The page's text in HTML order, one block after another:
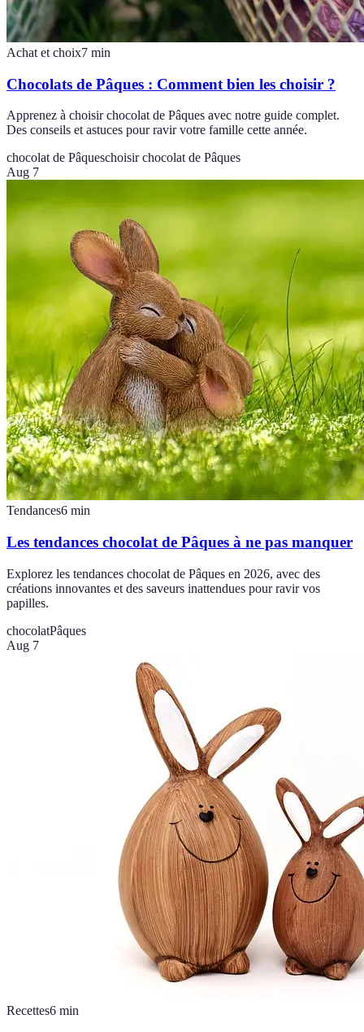
Achat et choix7 min
Chocolats de Pâques : Comment bien les choisir ?
Apprenez à choisir chocolat de Pâques avec notre guide complet.
Des conseils et astuces pour ravir votre famille cette année.
chocolat de Pâqueschoisir chocolat de Pâques
Aug 7
Tendances6 min
Les tendances chocolat de Pâques à ne pas manquer
Explorez les tendances chocolat de Pâques en 2026, avec des
créations innovantes et des saveurs inattendues pour ravir vos
papilles.
chocolatPâques
Aug 7
Recettes6 min